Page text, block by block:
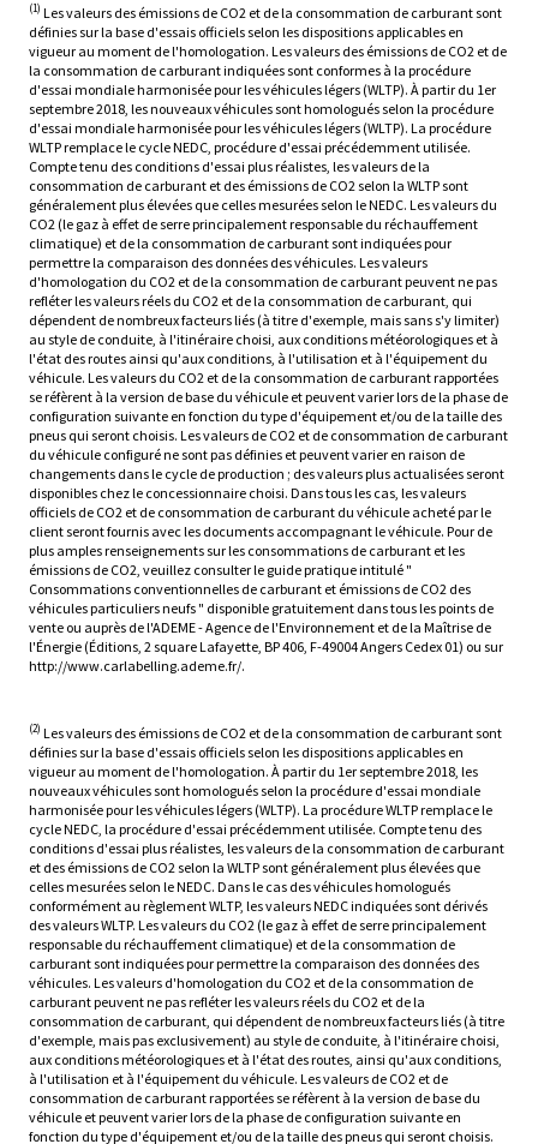
(1) Les valeurs des émissions de CO2 et de la consommation de carburant sont
définies sur la base d'essais officiels selon les dispositions applicables en
vigueur au moment de l'homologation. Les valeurs des émissions de CO2 et de
la consommation de carburant indiquées sont conformes à la procédure
d'essai mondiale harmonisée pour les véhicules légers (WLTP). À partir du 1er
septembre 2018, les nouveaux véhicules sont homologués selon la procédure
d'essai mondiale harmonisée pour les véhicules légers (WLTP). La procédure
WLTP remplace le cycle NEDC, procédure d'essai précédemment utilisée.
Compte tenu des conditions d'essai plus réalistes, les valeurs de la
consommation de carburant et des émissions de CO2 selon la WLTP sont
généralement plus élevées que celles mesurées selon le NEDC. Les valeurs du
CO2 (le gaz à effet de serre principalement responsable du réchauffement
climatique) et de la consommation de carburant sont indiquées pour
permettre la comparaison des données des véhicules. Les valeurs
d'homologation du CO2 et de la consommation de carburant peuvent ne pas
refléter les valeurs réels du CO2 et de la consommation de carburant, qui
dépendent de nombreux facteurs liés (à titre d'exemple, mais sans s'y limiter)
au style de conduite, à l'itinéraire choisi, aux conditions météorologiques et à
l'état des routes ainsi qu'aux conditions, à l'utilisation et à l'équipement du
véhicule. Les valeurs du CO2 et de la consommation de carburant rapportées
se réfèrent à la version de base du véhicule et peuvent varier lors de la phase de
configuration suivante en fonction du type d'équipement et/ou de la taille des
pneus qui seront choisis. Les valeurs de CO2 et de consommation de carburant
du véhicule configuré ne sont pas définies et peuvent varier en raison de
changements dans le cycle de production ; des valeurs plus actualisées seront
disponibles chez le concessionnaire choisi. Dans tous les cas, les valeurs
officiels de CO2 et de consommation de carburant du véhicule acheté par le
client seront fournis avec les documents accompagnant le véhicule. Pour de
plus amples renseignements sur les consommations de carburant et les
émissions de CO2, veuillez consulter le guide pratique intitulé "
Consommations conventionnelles de carburant et émissions de CO2 des
véhicules particuliers neufs " disponible gratuitement dans tous les points de
vente ou auprès de l'ADEME - Agence de l'Environnement et de la Maîtrise de
l'Énergie (Éditions, 2 square Lafayette, BP 406, F-49004 Angers Cedex 01) ou sur
http://www.carlabelling.ademe.fr/.
(2) Les valeurs des émissions de CO2 et de la consommation de carburant sont
définies sur la base d'essais officiels selon les dispositions applicables en
vigueur au moment de l'homologation. À partir du 1er septembre 2018, les
nouveaux véhicules sont homologués selon la procédure d'essai mondiale
harmonisée pour les véhicules légers (WLTP). La procédure WLTP remplace le
cycle NEDC, la procédure d'essai précédemment utilisée. Compte tenu des
conditions d'essai plus réalistes, les valeurs de la consommation de carburant
et des émissions de CO2 selon la WLTP sont généralement plus élevées que
celles mesurées selon le NEDC. Dans le cas des véhicules homologués
conformément au règlement WLTP, les valeurs NEDC indiquées sont dérivés
des valeurs WLTP. Les valeurs du CO2 (le gaz à effet de serre principalement
responsable du réchauffement climatique) et de la consommation de
carburant sont indiquées pour permettre la comparaison des données des
véhicules. Les valeurs d'homologation du CO2 et de la consommation de
carburant peuvent ne pas refléter les valeurs réels du CO2 et de la
consommation de carburant, qui dépendent de nombreux facteurs liés (à titre
d'exemple, mais pas exclusivement) au style de conduite, à l'itinéraire choisi,
aux conditions météorologiques et à l'état des routes, ainsi qu'aux conditions,
à l'utilisation et à l'équipement du véhicule. Les valeurs de CO2 et de
consommation de carburant rapportées se réfèrent à la version de base du
véhicule et peuvent varier lors de la phase de configuration suivante en
fonction du type d'équipement et/ou de la taille des pneus qui seront choisis.